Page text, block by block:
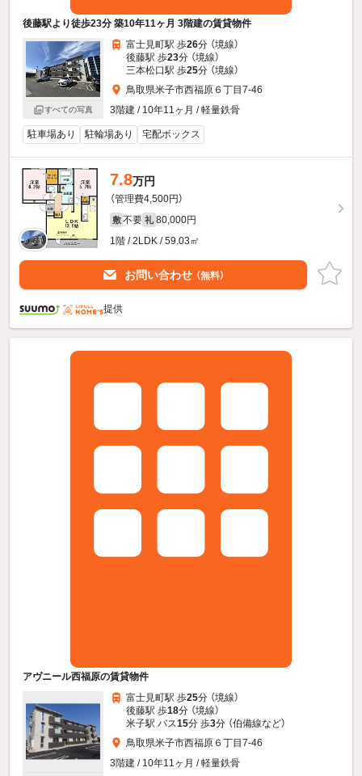
後藤駅より徒歩23分 築10年11ヶ月 3階建の賃貸物件
すべての写真
富士見町駅 歩26分 （境線）
後藤駅 歩23分 （境線）
三本松口駅 歩25分 （境線）
鳥取県米子市西福原６丁目7-46
3階建 / 10年11ヶ月 / 軽量鉄骨
駐車場あり 駐輪場あり 宅配ボックス
7.8万円
（管理費4,500円）
敷 不要 礼 80,000円
1階 / 2LDK / 59.03㎡
お問い合わせ （無料）
提供
アヴニール西福原の賃貸物件
富士見町駅 歩25分 （境線）
後藤駅 歩18分 （境線）
米子駅 バス15分 歩3分 （伯備線など）
鳥取県米子市西福原６丁目7-46
3階建 / 10年11ヶ月 / 軽量鉄骨